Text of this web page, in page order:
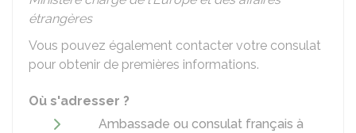
étrangères
Vous pouvez également contacter votre consulat
pour obtenir de premières informations.
Où s'adresser ?
Ambassade ou consulat français à